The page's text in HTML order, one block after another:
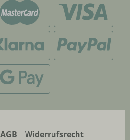
AGB
Widerrufsrecht